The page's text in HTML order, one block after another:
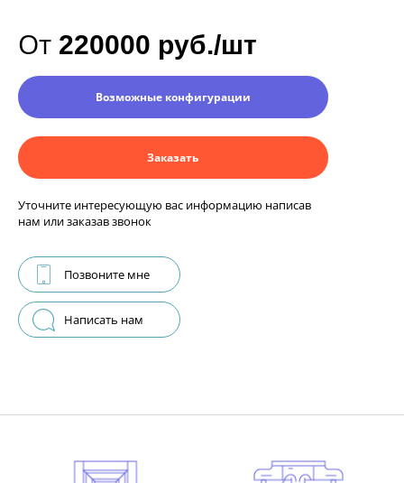
От 220000 руб./шт
Возможные конфигурации
Заказать
Уточните интересующую вас информацию написав
нам или заказав звонок
Позвоните мне
Написать нам